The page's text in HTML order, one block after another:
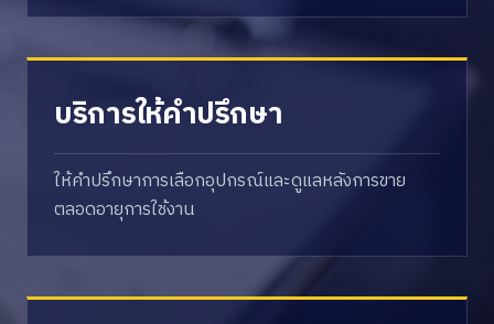
บริการให้คำปรึกษา
ให้คำปรึกษาการเลือกอุปกรณ์และดูแลหลังการขาย
ตลอดอายุการใช้งาน